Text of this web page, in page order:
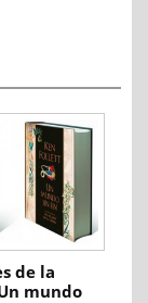
de la
mundo